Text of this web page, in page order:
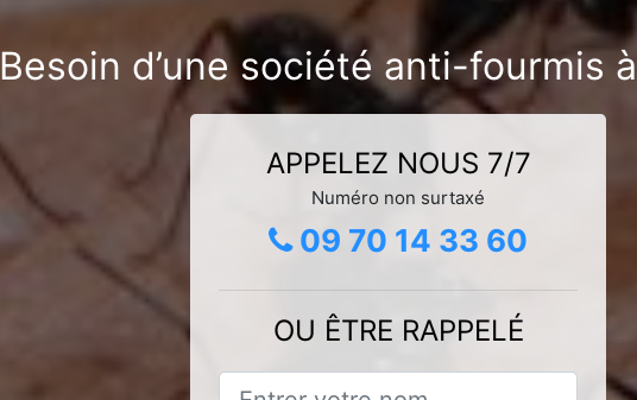
Besoin d’une société anti-fourmis
APPELEZ NOUS 7/7
Numéro non surtaxé
09 70 14 33 60
OU ÊTRE RAPPELÉ